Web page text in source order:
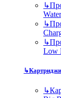
↳
↳
↳
Low
↳
↳